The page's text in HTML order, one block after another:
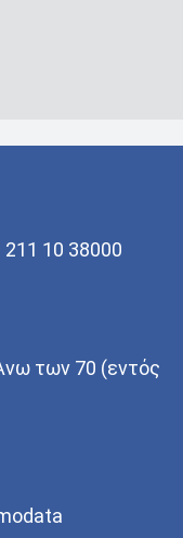
10 38000
των 70 (εντός